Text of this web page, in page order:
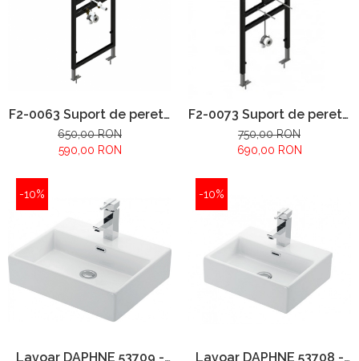
F2-0063 Suport de perete
și pardoseală încorporat
pentru bazin
650,00 RON
590,00 RON
F2-0073 Suport de perete
și pardoseală încorporat
pentru vas pisoar
750,00 RON
690,00 RON
-10%
Lavoar DAPHNE 53709 -
-10%
Lavoar DAPHNE 53708 -